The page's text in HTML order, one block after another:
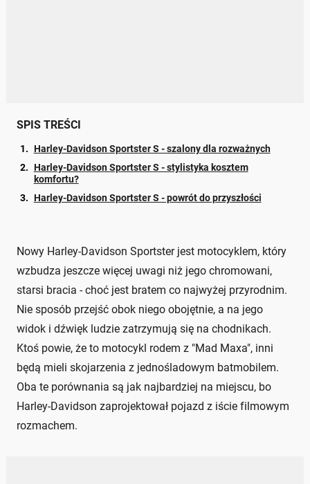
SPIS TREŚCI
Harley-Davidson Sportster S - szalony dla rozważnych
Harley-Davidson Sportster S - stylistyka kosztem
komfortu?
Harley-Davidson Sportster S - powrót do przyszłości
Nowy Harley-Davidson Sportster jest motocyklem, który
wzbudza jeszcze więcej uwagi niż jego chromowani,
starsi bracia - choć jest bratem co najwyżej przyrodnim.
Nie sposób przejść obok niego obojętnie, a na jego
widok i dźwięk ludzie zatrzymują się na chodnikach.
Ktoś powie, że to motocykl rodem z "Mad Maxa", inni
będą mieli skojarzenia z jednośladowym batmobilem.
Oba te porównania są jak najbardziej na miejscu, bo
Harley-Davidson zaprojektował pojazd z iście filmowym
rozmachem.